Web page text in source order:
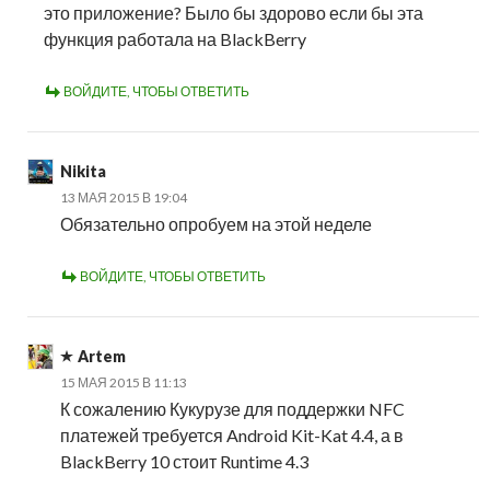
это приложение? Было бы здорово если бы эта
функция работала на BlackBerry
ВОЙДИТЕ, ЧТОБЫ ОТВЕТИТЬ
Nikita
13 МАЯ 2015 В 19:04
Обязательно опробуем на этой неделе
ВОЙДИТЕ, ЧТОБЫ ОТВЕТИТЬ
Artem
15 МАЯ 2015 В 11:13
К сожалению Кукурузе для поддержки NFC
платежей требуется Android Kit-Kat 4.4, а в
BlackBerry 10 стоит Runtime 4.3